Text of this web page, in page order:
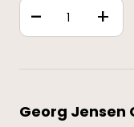
+
-
Georg Jensen